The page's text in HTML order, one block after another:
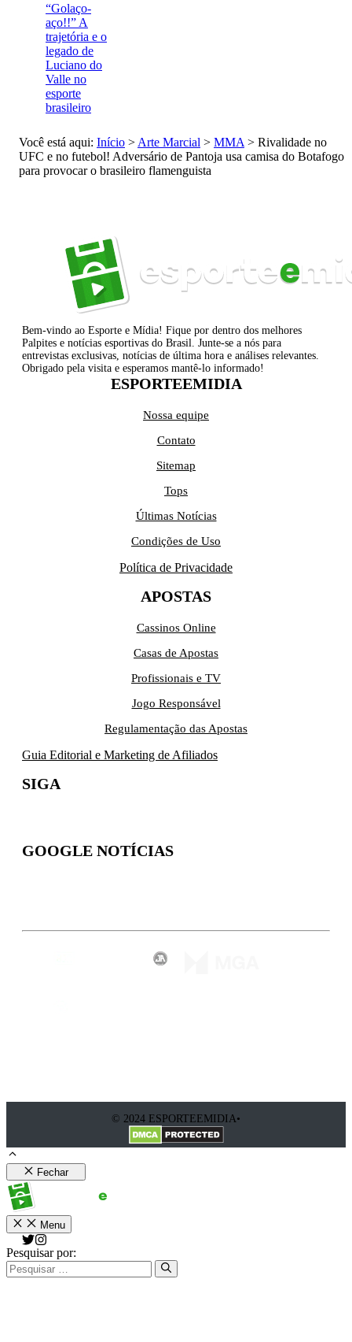
“Golaço-
aço!!” A
trajetória e o
legado de
Luciano do
Valle no
esporte
brasileiro
Você está aqui: Início > Arte Marcial > MMA > Rivalidade no
UFC e no futebol! Adversário de Pantoja usa camisa do Botafogo
para provocar o brasileiro flamenguista
Bem-vindo ao Esporte e Mídia! Fique por dentro dos melhores
Palpites e notícias esportivas do Brasil. Junte-se a nós para
entrevistas exclusivas, notícias de última hora e análises relevantes.
Obrigado pela visita e esperamos mantê-lo informado!
ESPORTEEMIDIA
Nossa equipe
Contato
Sitemap
Tops
Últimas Notícias
Condições de Uso
Política de Privacidade
APOSTAS
Cassinos Online
Casas de Apostas
Profissionais e TV
Jogo Responsável
Regulamentação das Apostas
Guia Editorial e Marketing de Afiliados
SIGA
GOOGLE NOTÍCIAS
© 2024 ESPORTEEMIDIA•
Fechar
Menu
Pesquisar por: